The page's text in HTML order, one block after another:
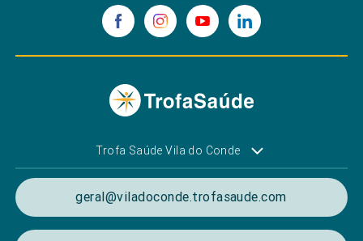
Trofa Saúde Vila do Conde
geral@viladoconde.trofasaude.com